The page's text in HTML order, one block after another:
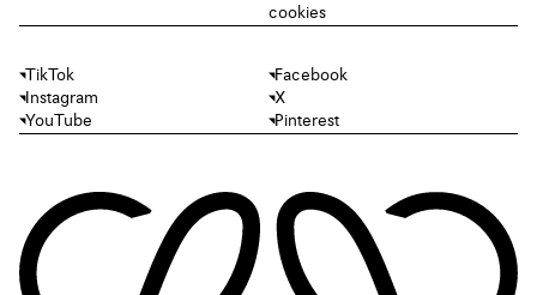
cookies
TikTok
Facebook
Instagram
X
YouTube
Pinterest